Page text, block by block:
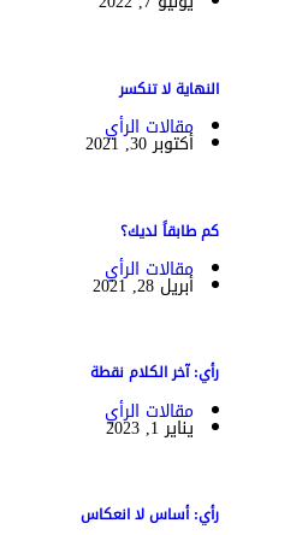
النهاية لا تنكسر
مقالات الرأي
أكتوبر 30, 2021
كم طابقاً لديك؟
مقالات الرأي
أبريل 28, 2021
رأي: آخر الكلام نقطة
مقالات الرأي
يناير 1, 2023
رأي: أساس لا انعكاس